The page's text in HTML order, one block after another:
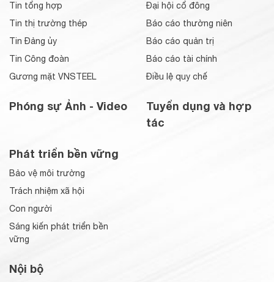
Tin tổng hợp
Tin thị trường thép
Tin Đảng ủy
Tin Công đoàn
Gương mặt VNSTEEL
Phóng sự Ảnh - Video
Đại hội cổ đông
Báo cáo thường niên
Báo cáo quản trị
Báo cáo tài chính
Điều lệ quy chế
Tuyển dụng và hợp
tác
Phát triển bền vững
Bảo vệ môi trường
Trách nhiệm xã hội
Con người
Sáng kiến phát triển bền
vững
Nội bộ